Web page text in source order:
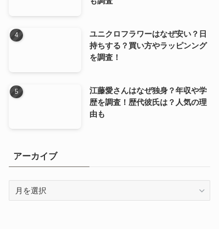
ユニクロフラワーはなぜ安い？日
持ちする？買い方やラッピンング
を調査！
江藤愛さんはなぜ独身？年収や学
歴を調査！歴代彼氏は？人気の理
由も
アーカイブ